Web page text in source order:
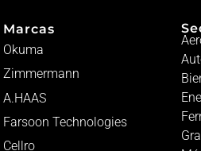
Marcas
Okuma
Zimmermann
A.HAAS
Farsoon Technologies
Cellro